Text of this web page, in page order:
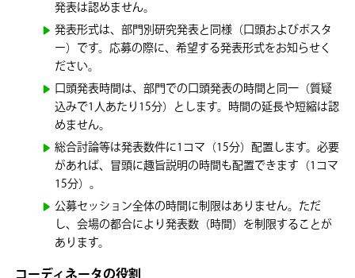
発表は認めません。
発表形式は、部門別研究発表と同様（口頭およびポスタ
ー）です。応募の際に、希望する発表形式をお知らせく
ださい。
口頭発表時間は、部門での口頭発表の時間と同一（質疑
込みで1人あたり15分）とします。時間の延長や短縮は認
めません。
総合討論等は発表数件に1コマ（15分）配置します。必要
があれば、冒頭に趣旨説明の時間も配置できます（1コマ
15分）。
公募セッション全体の時間に制限はありません。ただ
し、会場の都合により発表数（時間）を制限することが
あります。